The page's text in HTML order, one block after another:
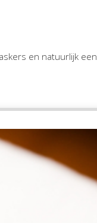
en natuurlijk een